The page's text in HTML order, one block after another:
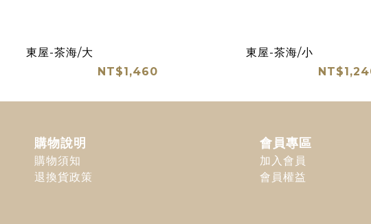
東屋-茶海/大
NT$1,460
東屋-茶海/小
購物說明
購物須知
退換貨政策
會員專區
加入會員
會員權益